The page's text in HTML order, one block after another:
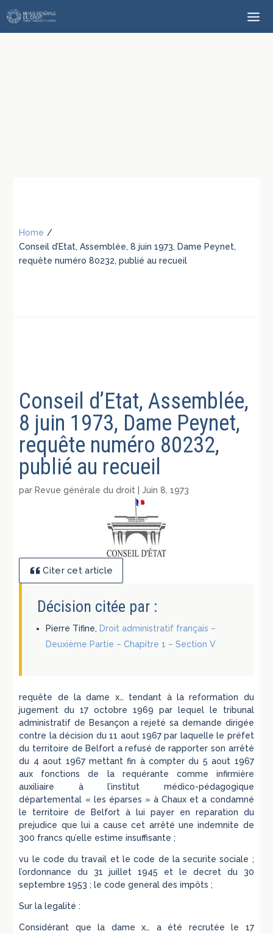
Home /
Conseil d’Etat, Assemblée, 8 juin 1973, Dame Peynet,
requête numéro 80232, publié au recueil
Conseil d’Etat, Assemblée,
8 juin 1973, Dame Peynet,
requête numéro 80232,
publié au recueil
par Revue générale du droit |Juin 8, 1973
Citer cet article
Décision citée par :
Pierre Tifine,Droit administratif français –
Deuxième Partie – Chapitre 1 – Section V
requête de la dame x… tendant à la reformation du
jugement du 17 octobre 1969 par lequel le tribunal
administratif de Besançon a rejeté sa demande dirigée
contre la décision du 11 aout 1967 par laquelle le préfet
du territoire de Belfort a refusé de rapporter son arrêté
du 4 aout 1967 mettant fin à compter du 5 aout 1967
aux fonctions de la requérante comme infirmière
auxiliaire à l’institut médico-pédagogique
départemental « les éparses » à Chaux et a condamné
le territoire de Belfort à lui payer en reparation du
prejudice que lui a cause cet arrêté une indemnite de
300 francs qu’elle estime insuffisante ;
vu le code du travail et le code de la securite sociale ;
l’ordonnance du 31 juillet 1945 et le decret du 30
septembre 1953 ; le code general des impôts ;
Sur la legalité :
Considérant que la dame x… a été recrutée le 17